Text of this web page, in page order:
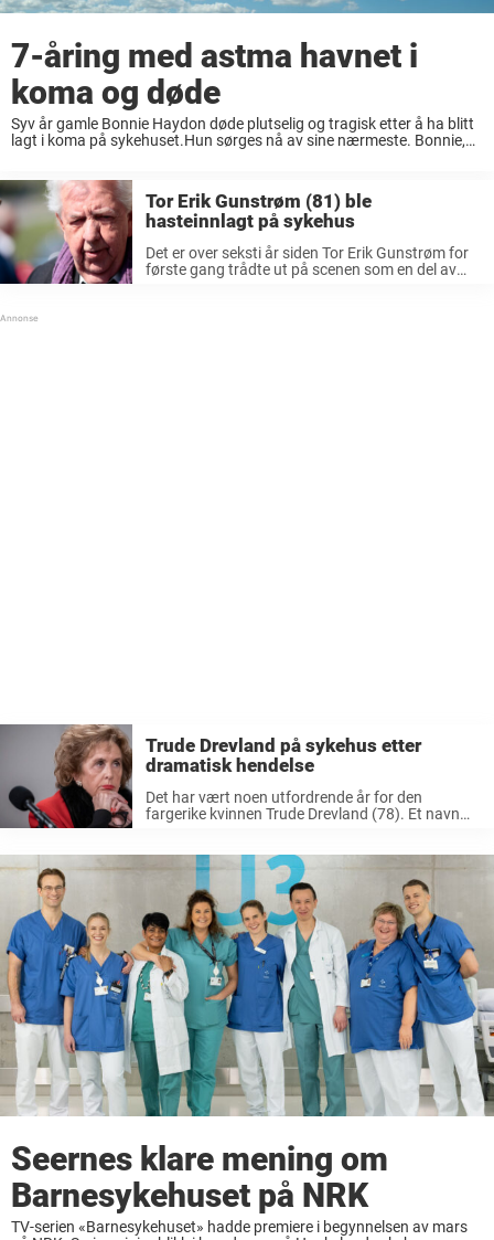
7-åring med astma havnet i
koma og døde
Syv år gamle Bonnie Haydon døde plutselig og tragisk etter å ha blitt
lagt i koma på sykehuset.Hun sørges nå av sine nærmeste. Bonnie,
Tor Erik Gunstrøm (81) ble
hasteinnlagt på sykehus
Det er over seksti år siden Tor Erik Gunstrøm for
første gang trådte ut på scenen som en del av
Trude Drevland på sykehus etter
dramatisk hendelse
Det har vært noen utfordrende år for den
fargerike kvinnen Trude Drevland (78). Et navn
åringen ble for ...
Seernes klare mening om
Barnesykehuset på NRK
TV-serien «Barnesykehuset» hadde premiere i begynnelsen av mars